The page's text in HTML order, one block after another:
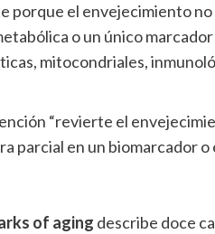
porque el envejecimiento
o un único
mitocondriales,
“revierte el
parcial en un biomarcador o
of aging describe doce